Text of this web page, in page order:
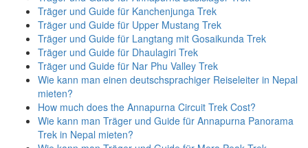
Träger und Guide für Kanchenjunga Trek
Träger und Guide für Upper Mustang Trek
Träger und Guide für Langtang mit Gosaikunda Trek
Träger und Guide für Dhaulagiri Trek
Träger und Guide für Nar Phu Valley Trek
Wie kann man einen deutschsprachiger Reiseleiter in Nepal
mieten?
How much does the Annapurna Circuit Trek Cost?
Wie kann man Träger und Guide für Annapurna Panorama
Trek in Nepal mieten?